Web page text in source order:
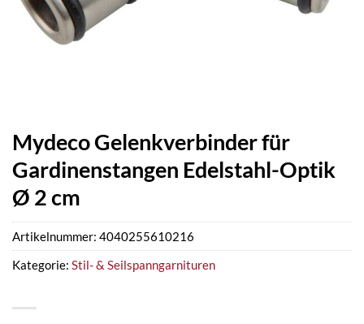
Mydeco Gelenkverbinder für
Gardinenstangen Edelstahl-Optik
Ø 2 cm
Artikelnummer: 4040255610216
Kategorie: Stil- & Seilspanngarnituren